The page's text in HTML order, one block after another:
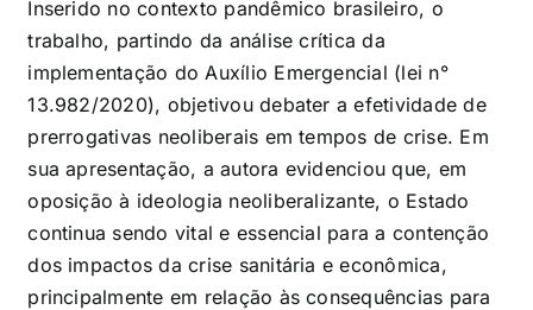
Inserido no contexto pandêmico brasileiro, o
trabalho, partindo da análise crítica da
implementação do Auxílio Emergencial (lei n°
13.982/2020), objetivou debater a efetividade de
prerrogativas neoliberais em tempos de crise. Em
sua apresentação, a autora evidenciou que, em
oposição à ideologia neoliberalizante, o Estado
continua sendo vital e essencial para a contenção
dos impactos da crise sanitária e econômica,
principalmente em relação às consequências para